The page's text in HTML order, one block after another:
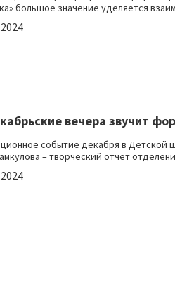
большое значение уделяется
вечера звучит
событие декабря в Детской
– творческий отчёт